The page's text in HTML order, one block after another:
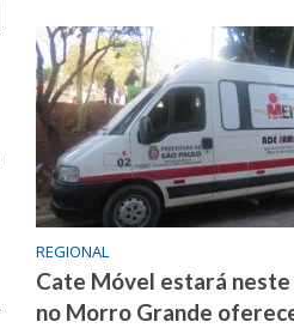
REGIONAL
Cate Móvel estará neste
no Morro Grande